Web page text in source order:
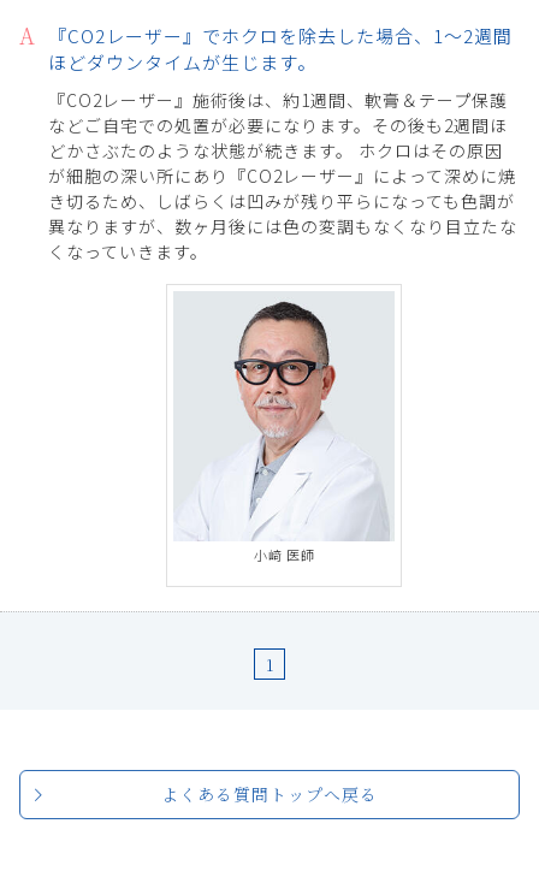
『CO2レーザー』でホクロを除去した場合、1～2週間
ほどダウンタイムが生じます。
『CO2レーザー』施術後は、約1週間、軟膏＆テープ保護
などご自宅での処置が必要になります。その後も2週間ほ
どかさぶたのような状態が続きます。 ホクロはその原因
が細胞の深い所にあり『CO2レーザー』によって深めに焼
き切るため、しばらくは凹みが残り平らになっても色調が
異なりますが、数ヶ月後には色の変調もなくなり目立たな
くなっていきます。
小﨑 医師
1
よくある質問トップへ戻る